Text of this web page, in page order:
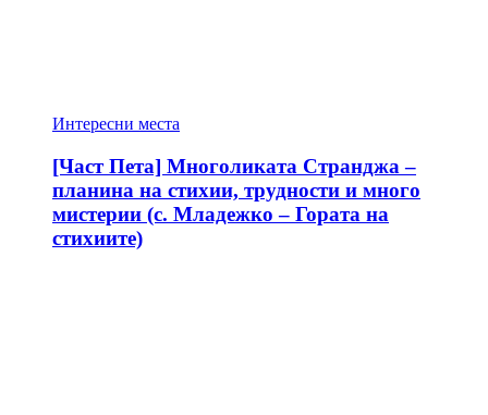
Интересни места
[Част Пета] Многоликата Странджа –
планина на стихии, трудности и много
мистерии (с. Младежко – Гората на
стихиите)